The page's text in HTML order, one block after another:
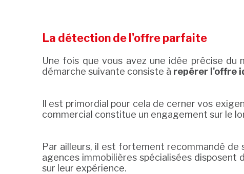
La détection de l'offre parfaite
Une fois que vous avez une idée précise
démarche suivante consiste à repérer l'offre
Il est primordial pour cela de cerner vos
commercial constitue un engagement sur le
Par ailleurs, il est fortement recommandé
agences immobilières spécialisées
sur leur expérience.